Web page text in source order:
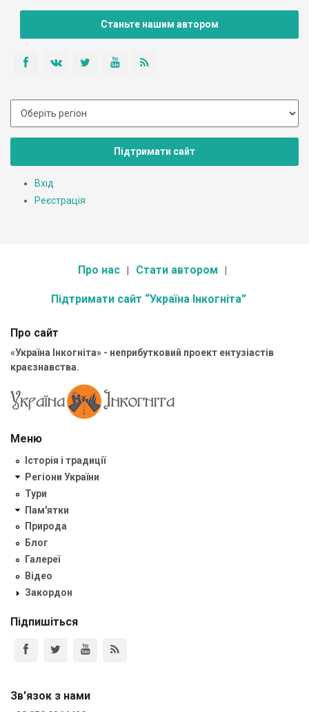
Станьте нашим автором
Підтримати сайт
Вхід
Реєстрація
Про нас Стати автором
Підтримати сайт “Україна Інкогніта”
Про сайт
«Україна Інкогніта» - неприбутковий проект ентузіастів
краєзнавства.
Меню
Історія і традиції
Регіони України
Тури
Пам'ятки
Природа
Блог
Галереї
Відео
Закордон
Підпишіться
Зв'язок з нами